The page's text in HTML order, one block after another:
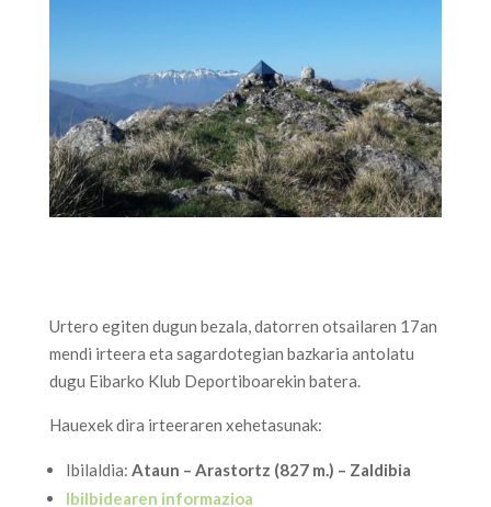
Urtero egiten dugun bezala, datorren otsailaren 17an
mendi irteera eta sagardotegian bazkaria antolatu
dugu Eibarko Klub Deportiboarekin batera.
Hauexek dira irteeraren xehetasunak:
Ibilaldia: Ataun – Arastortz (827 m.) – Zaldibia
Ibilbidearen informazioa